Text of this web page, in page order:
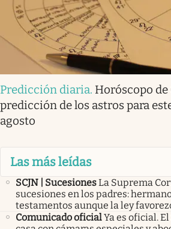
Predicción diaria. Horóscopo de
predicción de los astros para
agosto
Las más leídas
SCJN | SucesionesLa Suprema
sucesiones en los padres:
testamentos aunque la ley
Comunicado oficialYa es oficial.